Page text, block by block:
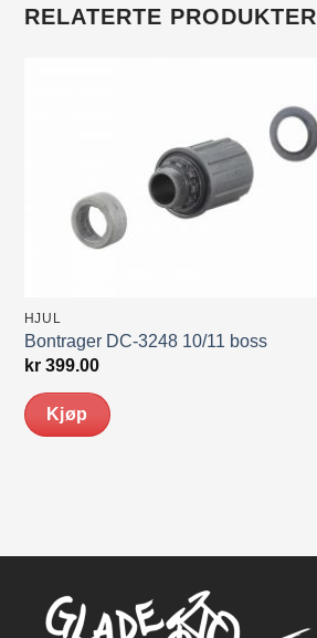
RELATERTE PRODUKTER
HJUL
Bontrager DC-3248 10/11 boss
kr399.00
Kjøp